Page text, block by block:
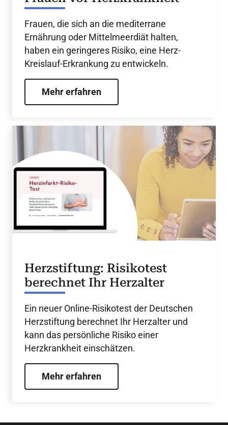
Frauen, die sich an die mediterrane
Ernährung oder Mittelmeerdiät halten,
haben ein geringeres Risiko, eine Herz-
Kreislauf-Erkrankung zu entwickeln.
Mehr erfahren
Herzstiftung: Risikotest
berechnet Ihr Herzalter
Ein neuer Online-Risikotest der Deutschen
Herzstiftung berechnet Ihr Herzalter und
kann das persönliche Risiko einer
Herzkrankheit einschätzen.
Mehr erfahren